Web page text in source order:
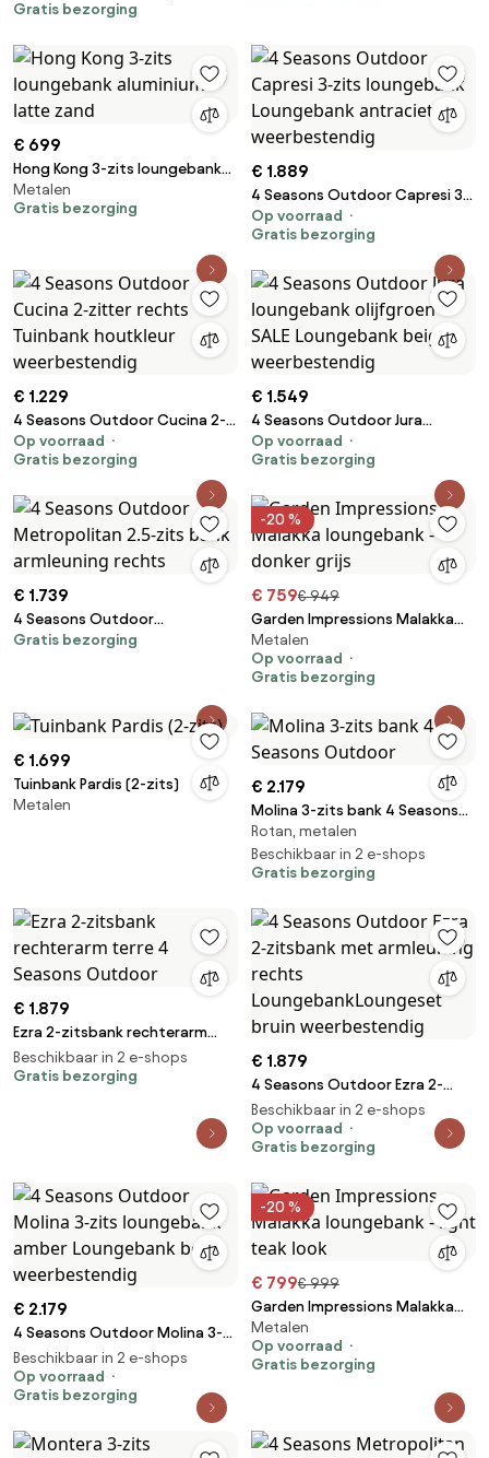
Gratis bezorging
€ 699
Hong Kong 3-zits loungebank
aluminium latte zand
Metalen
Gratis bezorging
€ 1.889
4 Seasons Outdoor Capresi 3-
zits loungebank Loungebank
antraciet weerbestendig
Op voorraad
Gratis bezorging
€ 1.229
4 Seasons Outdoor Cucina 2-
zitter rechts Tuinbank
houtkleur weerbestendig
Op voorraad
Gratis bezorging
€ 1.549
4 Seasons Outdoor Jura
loungebank olijfgroen SALE
Loungebank beige
Op voorraad
Gratis bezorging
€ 1.739
4 Seasons Outdoor
Metropolitan 2.5-zits bank
Gratis bezorging
-20 %
€ 759€ 949
Garden Impressions Malakka
loungebank - donker grijs
Metalen
Op voorraad
Gratis bezorging
€ 1.699
Tuinbank Pardis (2-zits)
Metalen
€ 2.179
Molina 3-zits bank 4 Seasons
Outdoor
Rotan, metalen
Beschikbaar in 2 e-shops
Gratis bezorging
€ 1.879
Ezra 2-zitsbank rechterarm
terre 4 Seasons Outdoor
Beschikbaar in 2 e-shops
Gratis bezorging
€ 1.879
4 Seasons Outdoor Ezra 2-
zitsbank met armleuning
rechts LoungebankLoungeset
bruin weerbestendig
Beschikbaar in 2 e-shops
Op voorraad
Gratis bezorging
€ 2.179
4 Seasons Outdoor Molina 3-
zits loungebank amber
Loungebank beige
weerbestendig
Beschikbaar in 2 e-shops
Op voorraad
Gratis bezorging
-20 %
€ 799€ 999
Garden Impressions Malakka
loungebank - light teak look
Metalen
Op voorraad
Gratis bezorging